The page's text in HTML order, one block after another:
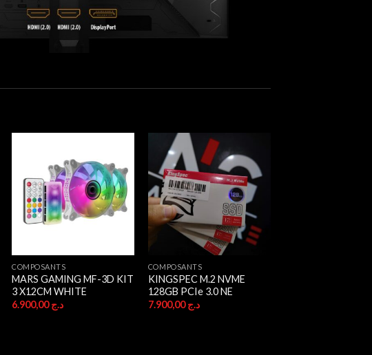
COMPOSANTS
MARS GAMING MF-3D KIT
3 X12CM WHITE
د.ج6.900,00
COMPOSANTS
KINGSPEC M.2 NVME
128GB PCIe 3.0 NE
د.ج7.900,00